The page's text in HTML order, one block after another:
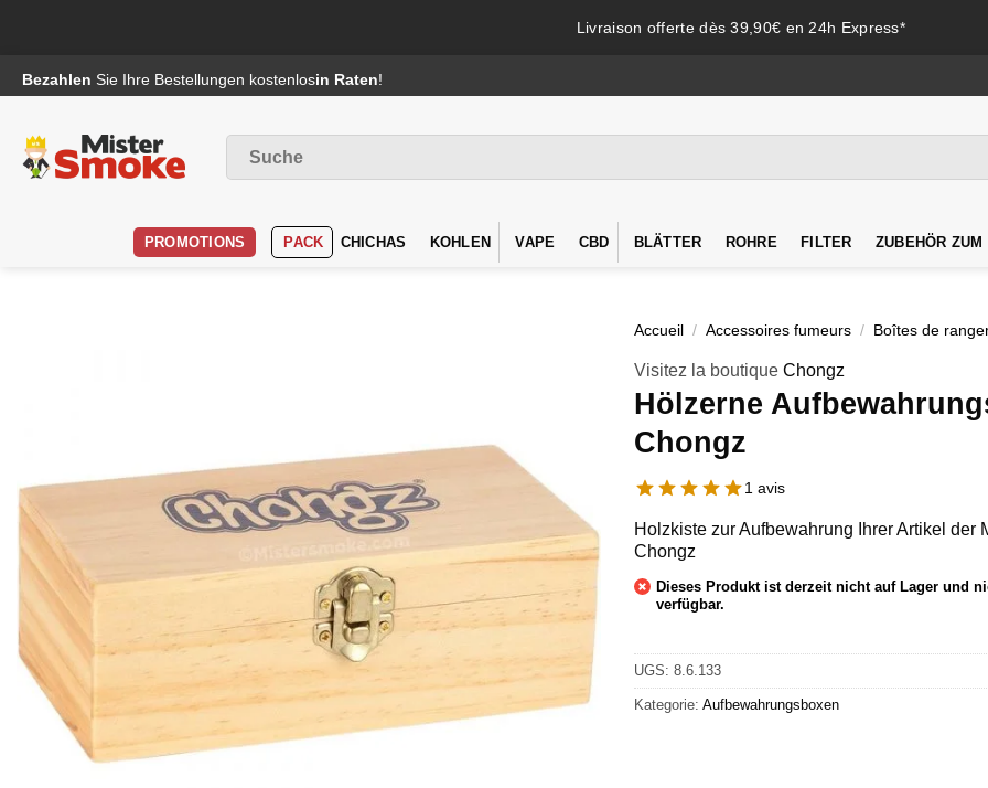
Livraison offerte dès 39,90€ en 24h Express*
au
Bezahlen Sie Ihre Bestellungen kostenlosin Raten!
nach
PROMOTIONS PACK CHICHAS KOHLEN VAPE CBD BLÄTTER ROHRE FILTER ZUBEHÖR ZUM
Accueil / Accessoires fumeurs / Boîtes de
Visitez la boutique Chongz
Hölzerne
Chongz
1 avis
Holzkiste zur Aufbewahrung Ihrer Artikel der
Chongz
Dieses Produkt ist derzeit nicht auf Lager und
verfügbar.
UGS: 8.6.133
Kategorie: Aufbewahrungsboxen